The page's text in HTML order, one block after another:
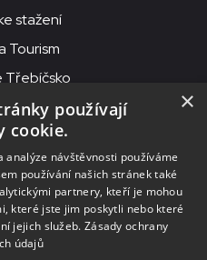
stažení
Tourism
Třebíčsko
Mor. Budějovice
Purcnerova 62, 676 02
ID datové schránky: chjn2kd
×
používají
cookie.
analýze návštěvnosti používáme
používání našich stránek také
partnery, kteří je mohou
které jste jim poskytli nebo které
jejich služeb. Zásady ochrany
údajů